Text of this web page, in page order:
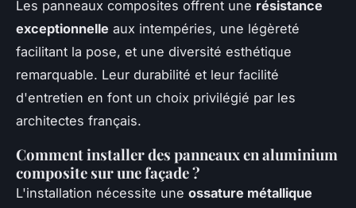
Les panneaux composites offrent une résistance
exceptionnelle aux intempéries, une légèreté
facilitant la pose, et une diversité esthétique
remarquable. Leur durabilité et leur facilité
d'entretien en font un choix privilégié par les
architectes français.
Comment installer des panneaux en aluminium
composite sur une façade ?
L'installation nécessite une ossature métallique